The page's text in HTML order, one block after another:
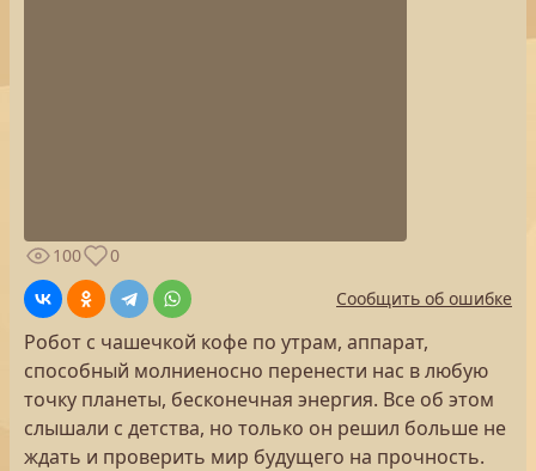
100
0
Сообщить об ошибке
Робот с чашечкой кофе по утрам, аппарат,
способный молниеносно перенести нас в любую
точку планеты, бесконечная энергия. Все об этом
слышали с детства, но только он решил больше не
ждать и проверить мир будущего на прочность.